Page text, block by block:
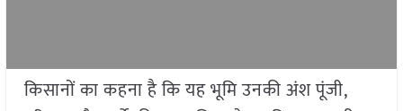
किसानों का कहना है कि यह भूमि उनकी अंश पूंजी,